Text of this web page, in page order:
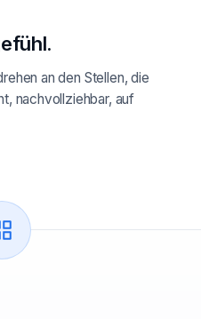
an den Stellen, die
nachvollziehbar, auf